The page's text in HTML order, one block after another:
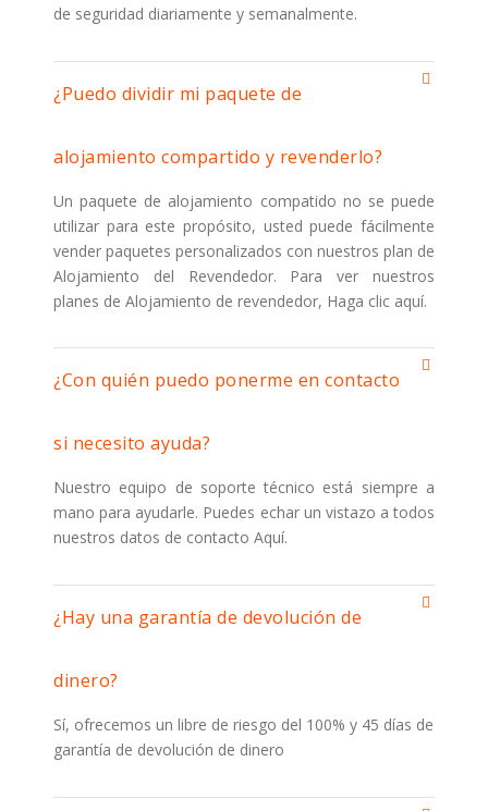
de seguridad diariamente y semanalmente.
¿Puedo dividir mi paquete de
alojamiento compartido y revenderlo?
Un paquete de alojamiento compatido no se puede
utilizar para este propósito, usted puede fácilmente
vender paquetes personalizados con nuestros plan de
Alojamiento del Revendedor. Para ver nuestros
planes de Alojamiento de revendedor, Haga clic aquí.
¿Con quién puedo ponerme en contacto
si necesito ayuda?
Nuestro equipo de soporte técnico está siempre a
mano para ayudarle. Puedes echar un vistazo a todos
nuestros datos de contacto Aquí.
¿Hay una garantía de devolución de
dinero?
Sí, ofrecemos un libre de riesgo del 100% y 45 días de
garantía de devolución de dinero